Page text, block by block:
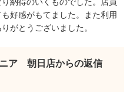
好感がもてました。また利用
がとうございました。
ア 朝日店からの返信